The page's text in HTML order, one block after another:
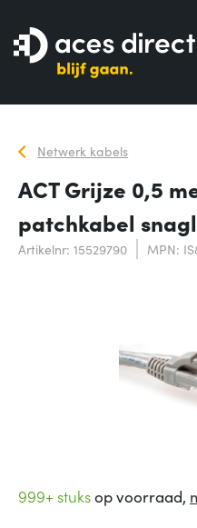
Netwerk kabels
ACT Grijze 0,5
patchkabel
Artikelnr: 15529790 MPN:
999+ stuksop voorraad,